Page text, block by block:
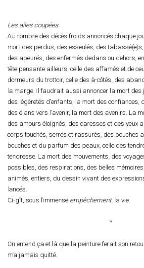
Les ailes coupées
Au nombre des décès froids annoncés chaque
mort des perdus, des esseulés, des
des apeurés, des enfermés dedans ou dehors,
tête pensante ailleurs, celle des affamés et de
dormeurs du trottoir, celle des à-côtés, des
la marge. Il faudrait aussi annoncer la mort des
des légèretés d’enfants, la mort des confiances,
des élans vers l’avenir, la mort des avenirs. La
des amours éloignés, des caresses et des yeux
corps touchés, serrés et rassurés, des bouches
bouches et du parfum des peaux, celle des
tendresse. La mort des mouvements, des
possibles, des respirations, des belles
animés, entiers, du dessin vivant des
lancés.
Ci-gît, sous l’immense empêchement, la vie.
*
On entend ça et là que la peinture ferait son
m’a jamais quitté.